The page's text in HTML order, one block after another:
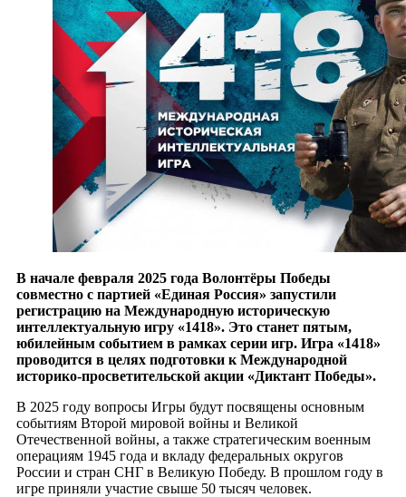
В начале февраля 2025 года Волонтёры Победы
совместно с партией «Единая Россия» запустили
регистрацию на Международную историческую
интеллектуальную игру «1418». Это станет пятым,
юбилейным событием в рамках серии игр. Игра «1418»
проводится в целях подготовки к Международной
историко-просветительской акции «Диктант Победы».
В 2025 году вопросы Игры будут посвящены основным
событиям Второй мировой войны и Великой
Отечественной войны, а также стратегическим военным
операциям 1945 года и вкладу федеральных округов
России и стран СНГ в Великую Победу. В прошлом году в
игре приняли участие свыше 50 тысяч человек.